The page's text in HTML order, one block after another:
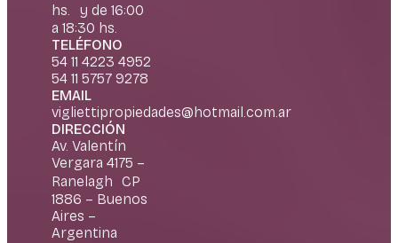
hs. y de 16:00
a 18:30 hs.
TELÉFONO
54 11 4223 4952
54 11 5757 9278
EMAIL
vigliettipropiedades@hotmail.com.ar
DIRECCIÓN
Av. Valentín
Vergara 4175 –
Ranelagh CP
1886 – Buenos
Aires –
Argentina